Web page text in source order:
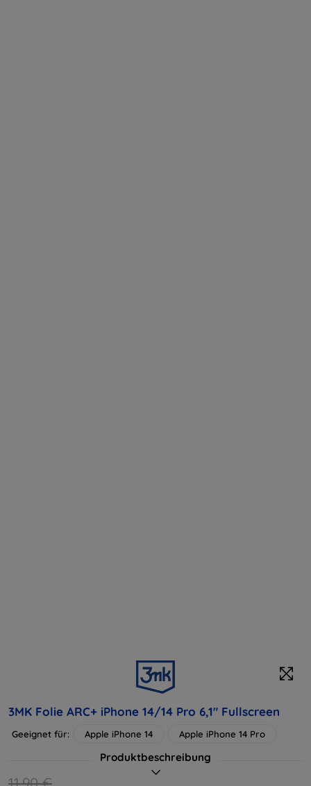
3MK Folie ARC+ iPhone 14/14 Pro 6,1" Fullscreen
Geeignet für: Apple iPhone 14 Apple iPhone 14 Pro
Produktbeschreibung